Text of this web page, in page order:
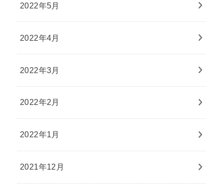
2022年5月
2022年4月
2022年3月
2022年2月
2022年1月
2021年12月